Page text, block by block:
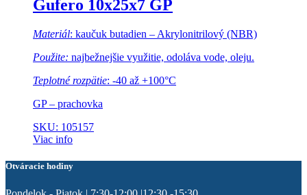
Gufero 10x25x7 GP
Materiál: kaučuk butadien – Akrylonitrilový (NBR)
Použite: najbežnejšie využitie, odoláva vode, oleju.
Teplotné rozpätie: -40 až +100°C
GP – prachovka
SKU: 105157
Viac info
Otváracie hodiny